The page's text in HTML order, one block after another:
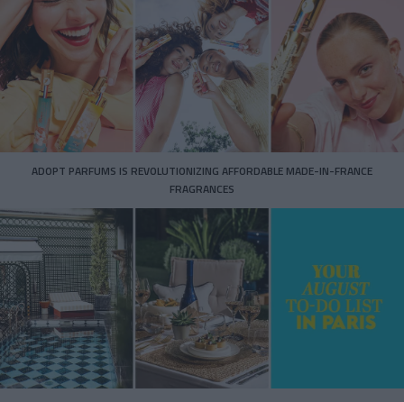
ADOPT PARFUMS IS REVOLUTIONIZING AFFORDABLE MADE-IN-FRANCE
FRAGRANCES